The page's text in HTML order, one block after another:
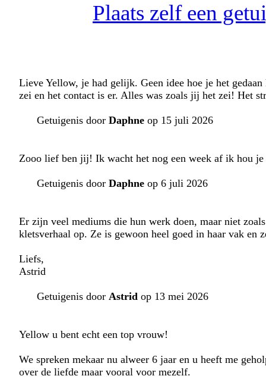
Plaats zelf een
Lieve Yellow, je had gelijk. Geen idee hoe je het
zei en het contact is er. Alles was zoals jij het zei! Het
Getuigenis door Daphne op 15 juli 2026
Zooo lief ben jij! Ik wacht het nog een week af ik hou je
Getuigenis door Daphne op 6 juli 2026
Er zijn veel mediums die hun werk doen, maar niet
kletsverhaal op. Ze is gewoon heel goed in haar vak en
Liefs,
Astrid
Getuigenis door Astrid op 13 mei 2026
Yellow u bent echt een top vrouw!
We spreken mekaar nu alweer 6 jaar en u heeft me
over de liefde maar vooral voor mezelf.